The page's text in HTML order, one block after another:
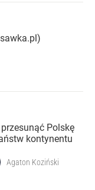
Polskę
kontynentu
Agaton Koziński